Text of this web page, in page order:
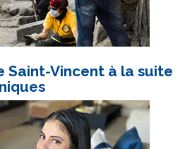
Saint-Vincent à la suite